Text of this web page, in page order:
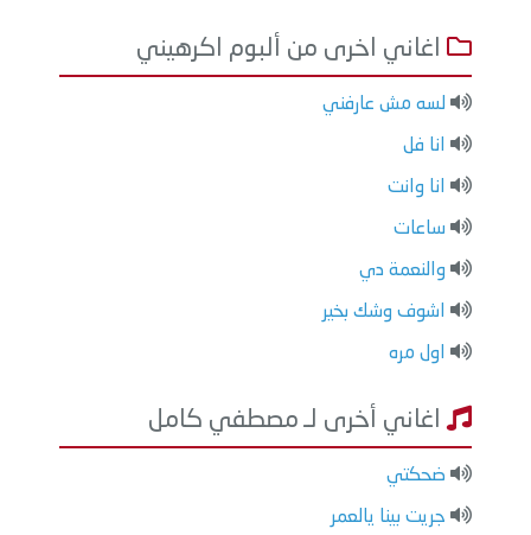
اغاني اخرى من ألبوم اكرهيني
لسه مش عارفني
انا فل
انا وانت
ساعات
والنعمة دي
اشوف وشك بخير
اول مره
اغاني أخرى لـ مصطفي كامل
ضحكتي
جريت بينا يالعمر